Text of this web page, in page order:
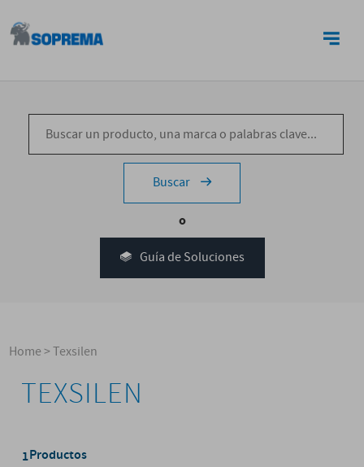
Buscar
o
Guía de Soluciones
Home>Texsilen
TEXSILEN
1Productos